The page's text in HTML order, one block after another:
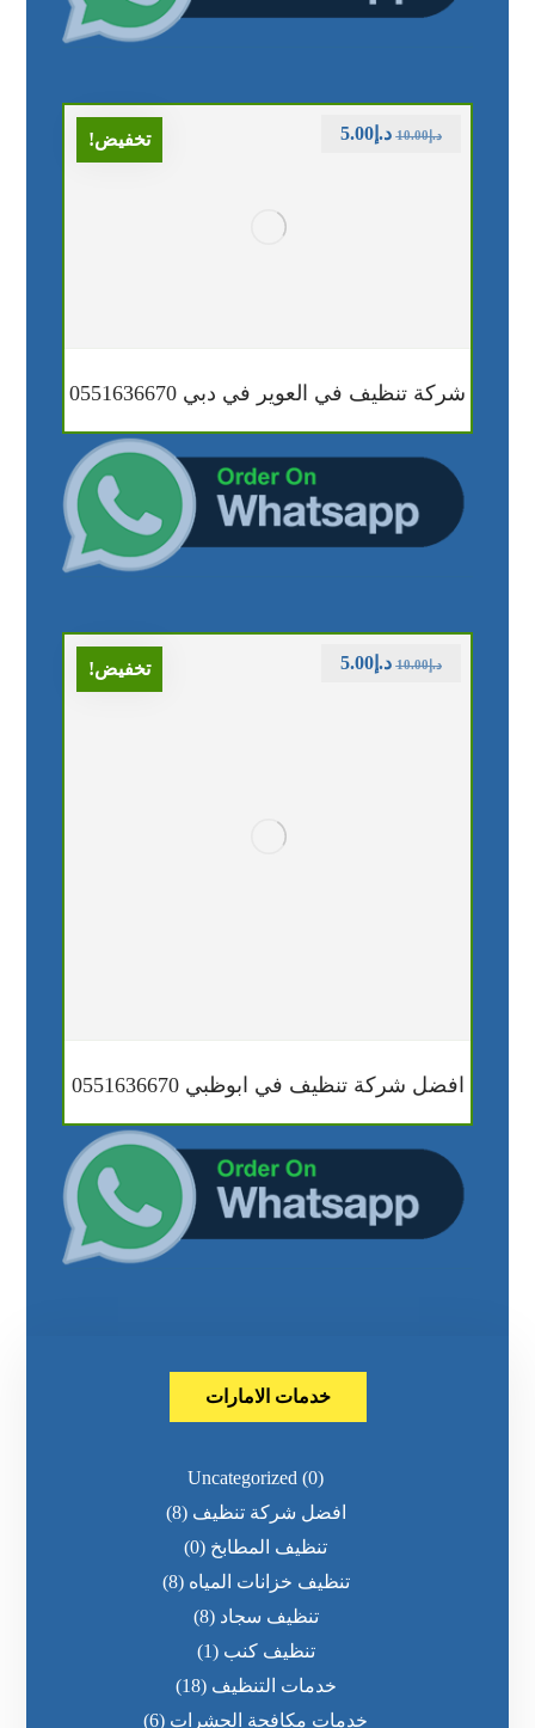
تخفيض!
شركة تنظيف في العوير في دبي 0551636670
د.إ10.00 د.إ5.00
تخفيض!
افضل شركة تنظيف في ابوظبي 0551636670
د.إ10.00 د.إ5.00
خدمات الامارات
Uncategorized (0)
افضل شركة تنظيف (8)
تنظيف المطابخ (0)
تنظيف خزانات المياه (8)
تنظيف سجاد (8)
تنظيف كنب (1)
خدمات التنظيف (18)
خدمات مكافحة الحشرات (6)